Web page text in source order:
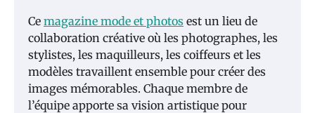
Ce magazine mode et photos est un lieu de
collaboration créative où les photographes, les
stylistes, les maquilleurs, les coiffeurs et les
modèles travaillent ensemble pour créer des
images mémorables. Chaque membre de
l’équipe apporte sa vision artistique pour